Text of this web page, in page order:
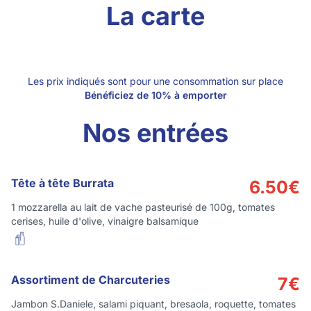
La carte
Les prix indiqués sont pour une consommation sur place
Bénéficiez de 10% à emporter
Nos entrées
Tête à tête Burrata 6.50€
1 mozzarella au lait de vache pasteurisé de 100g, tomates
cerises, huile d'olive, vinaigre balsamique
Assortiment de Charcuteries 7€
Jambon S.Daniele, salami piquant, bresaola, roquette, tomates